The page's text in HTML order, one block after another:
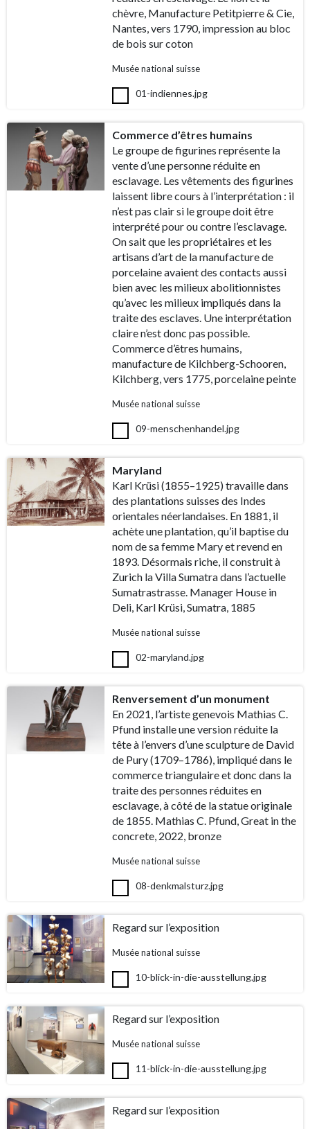
chèvre, Manufacture Petitpierre & Cie,
Nantes, vers 1790, impression au bloc
de bois sur coton
Musée national suisse
01-indiennes.jpg
Commerce d’êtres humains
Le groupe de figurines représente la
vente d’une personne réduite en
esclavage. Les vêtements des figurines
laissent libre cours à l’interprétation : il
n’est pas clair si le groupe doit être
interprété pour ou contre l’esclavage.
On sait que les propriétaires et les
artisans d’art de la manufacture de
porcelaine avaient des contacts aussi
bien avec les milieux abolitionnistes
qu’avec les milieux impliqués dans la
traite des esclaves. Une interprétation
claire n’est donc pas possible.
Commerce d’êtres humains,
manufacture de Kilchberg-Schooren,
Kilchberg, vers 1775, porcelaine peinte
Musée national suisse
09-menschenhandel.jpg
Maryland
Karl Krüsi (1855–1925) travaille dans
des plantations suisses des Indes
orientales néerlandaises. En 1881, il
achète une plantation, qu’il baptise du
nom de sa femme Mary et revend en
1893. Désormais riche, il construit à
Zurich la Villa Sumatra dans l’actuelle
Sumatrastrasse. Manager House in
Deli, Karl Krüsi, Sumatra, 1885
Musée national suisse
02-maryland.jpg
Renversement d’un monument
En 2021, l’artiste genevois Mathias C.
Pfund installe une version réduite la
tête à l’envers d’une sculpture de David
de Pury (1709–1786), impliqué dans le
commerce triangulaire et donc dans la
traite des personnes réduites en
esclavage, à côté de la statue originale
de 1855. Mathias C. Pfund, Great in the
concrete, 2022, bronze
Musée national suisse
08-denkmalsturz.jpg
Regard sur l’exposition
Musée national suisse
10-blick-in-die-ausstellung.jpg
Regard sur l’exposition
Musée national suisse
11-blick-in-die-ausstellung.jpg
Regard sur l’exposition